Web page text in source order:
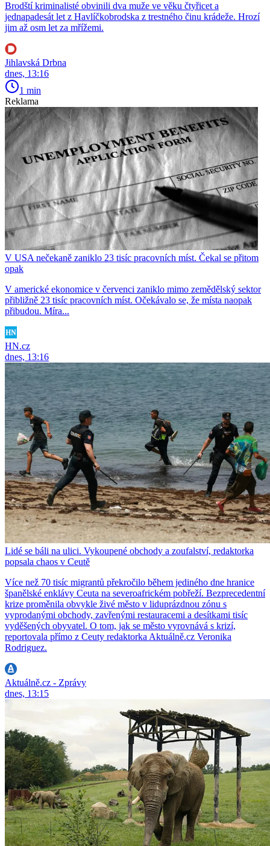
Brodští kriminalisté obvinili dva muže ve věku čtyřicet a
jednapadesát let z Havlíčkobrodska z trestného činu krádeže. Hrozí
jim až osm let za mřížemi.
Jihlavská Drbna
dnes, 13:16
1 min
Reklama
V USA nečekaně zaniklo 23 tisíc pracovních míst. Čekal se přitom
opak
V americké ekonomice v červenci zaniklo mimo zemědělský sektor
přibližně 23 tisíc pracovních míst. Očekávalo se, že místa naopak
přibudou. Míra...
HN.cz
dnes, 13:16
Lidé se báli na ulici. Vykoupené obchody a zoufalství, redaktorka
popsala chaos v Ceutě
Více než 70 tisíc migrantů překročilo během jediného dne hranice
španělské enklávy Ceuta na severoafrickém pobřeží. Bezprecedentní
krize proměnila obvykle živé město v liduprázdnou zónu s
vyprodanými obchody, zavřenými restauracemi a desítkami tisíc
vyděšených obyvatel. O tom, jak se město vyrovnává s krizí,
reportovala přímo z Ceuty redaktorka Aktuálně.cz Veronika
Rodriguez.
Aktuálně.cz - Zprávy
dnes, 13:15